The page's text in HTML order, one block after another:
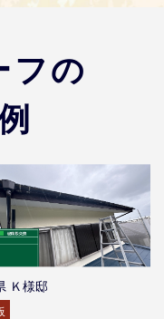
フの
Ｋ様邸